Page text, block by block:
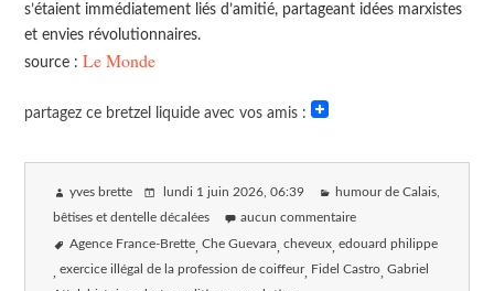
s’étaient immédiatement liés d’amitié, partageant idées marxistes
et envies révolutionnaires.
source :Le Monde
partagez ce bretzel liquide avec vos amis :
yves brette lundi 1 juin 2026 , 06:39 humour de Calais,
bêtises et dentelle décalées aucun commentaire
Agence France-Brette Che Guevara cheveux edouard philippe
exercice illégal de la profession de coiffeur Fidel Castro Gabriel